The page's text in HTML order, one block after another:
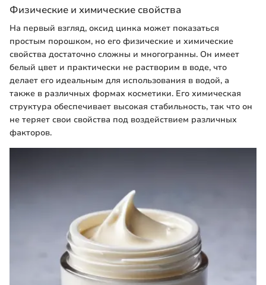
Физические и химические свойства
На первый взгляд, оксид цинка может показаться
простым порошком, но его физические и химические
свойства достаточно сложны и многогранны. Он имеет
белый цвет и практически не растворим в воде, что
делает его идеальным для использования в водой, а
также в различных формах косметики. Его химическая
структура обеспечивает высокая стабильность, так что он
не теряет свои свойства под воздействием различных
факторов.